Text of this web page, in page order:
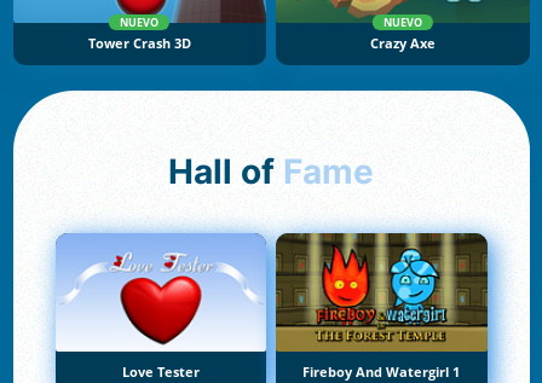
NUEVO
Tower Crash 3D
NUEVO
Crazy Axe
Hall of Fame
Love Tester Fireboy And Watergirl 1